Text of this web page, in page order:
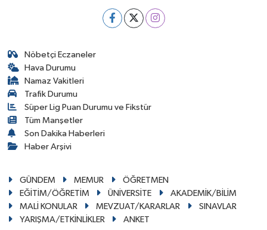
Nöbetçi Eczaneler
Hava Durumu
Namaz Vakitleri
Trafik Durumu
Süper Lig Puan Durumu ve Fikstür
Tüm Manşetler
Son Dakika Haberleri
Haber Arşivi
GÜNDEM MEMUR
ÖĞRETMEN
EĞİTİM/ÖĞRETİM
ÜNİVERSİTE
AKADEMİK/BİLİM
MALİ KONULAR
MEVZUAT/KARARLAR
SINAVLAR
YARIŞMA/ETKİNLİKLER
ANKET